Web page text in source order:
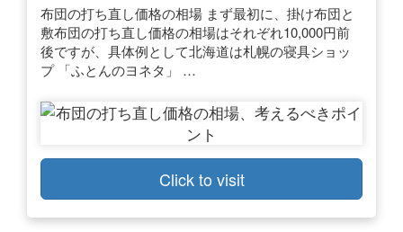
布団の打ち直し価格の相場 まず最初に、掛け布団と
敷布団の打ち直し価格の相場はそれぞれ10,000円前
後ですが、具体例として北海道は札幌の寝具ショッ
プ 「ふとんのヨネタ」 …
Click to visit